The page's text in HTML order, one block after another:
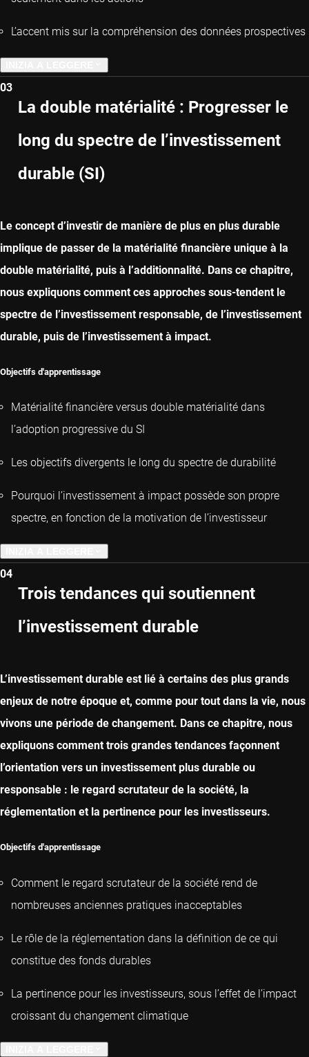
L’accent mis sur la compréhension des données prospectives
CAPITOLO PRECEDENTE
03
La double matérialité : Progresser le
long du spectre de l’investissement
durable (SI)
Le concept d’investir de manière de plus en plus durable
implique de passer de la matérialité financière unique à la
double matérialité, puis à l’additionnalité. Dans ce chapitre,
nous expliquons comment ces approches sous-tendent le
spectre de l’investissement responsable, de l’investissement
durable, puis de l’investissement à impact.
Objectifs d'apprentissage
Matérialité financière versus double matérialité dans
l’adoption progressive du SI
Les objectifs divergents le long du spectre de durabilité
Pourquoi l’investissement à impact possède son propre
spectre, en fonction de la motivation de l’investisseur
CAPITOLO PRECEDENTE
04
Trois tendances qui soutiennent
l’investissement durable
L’investissement durable est lié à certains des plus grands
enjeux de notre époque et, comme pour tout dans la vie, nous
vivons une période de changement. Dans ce chapitre, nous
expliquons comment trois grandes tendances façonnent
l’orientation vers un investissement plus durable ou
responsable : le regard scrutateur de la société, la
réglementation et la pertinence pour les investisseurs.
Objectifs d'apprentissage
Comment le regard scrutateur de la société rend de
nombreuses anciennes pratiques inacceptables
Le rôle de la réglementation dans la définition de ce qui
constitue des fonds durables
La pertinence pour les investisseurs, sous l’effet de l’impact
croissant du changement climatique